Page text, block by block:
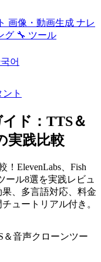
画像・動画生成 ナレ
グ 🔧 ツール
어
ト
ド：TTS＆
実践比較
ElevenLabs、Fish
ール8選を実践レビュ
、多言語対応、料金
ュートリアル付き。